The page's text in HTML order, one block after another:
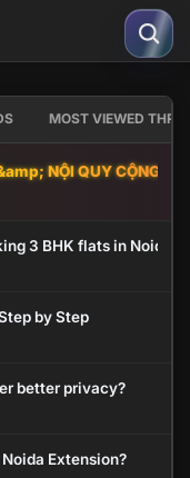
MOST VIEWED
NỘI QUY CỘNG
3 BHK flats in Noida?
by Step
better privacy?
Extension?